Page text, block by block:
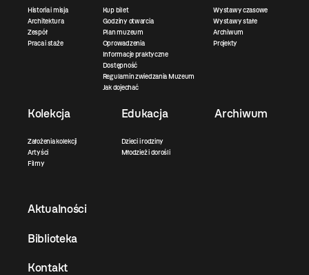
Historia i misja
Architektura
Zespół
Praca i staże
Kup bilet
Godziny otwarcia
Plan muzeum
Oprowadzenia
Informacje praktyczne
Dostępność
Regulamin zwiedzania Muzeum
Jak dojechać
Wystawy czasowe
Wystawy stałe
Archiwum
Projekty
Kolekcja
Założenia kolekcji
Artyści
Filmy
Edukacja
Dzieci i rodziny
Młodzież i dorośli
Archiwum
Aktualności
Biblioteka
Kontakt